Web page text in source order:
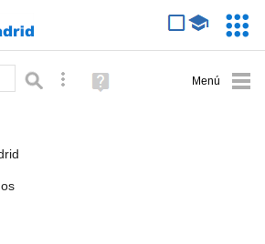
Búsqueda avanzada
Ayuda
(en